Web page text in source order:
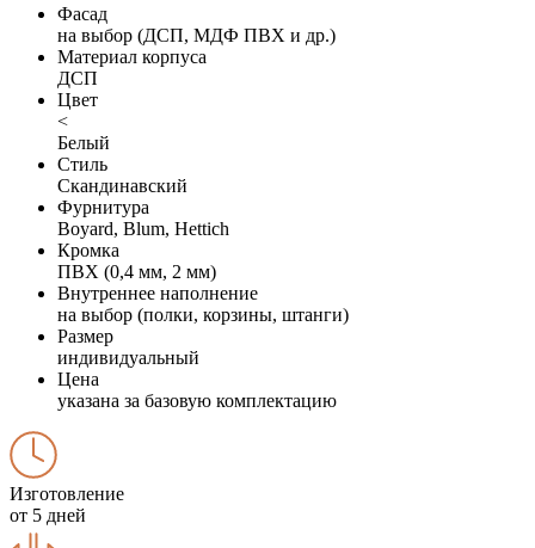
Фасад
на выбор (ДСП, МДФ ПВХ и др.)
Материал корпуса
ДСП
Цвет
<
Белый
Стиль
Скандинавский
Фурнитура
Boyard, Blum, Hettich
Кромка
ПВХ (0,4 мм, 2 мм)
Внутреннее наполнение
на выбор (полки, корзины, штанги)
Размер
индивидуальный
Цена
указана за базовую комплектацию
Изготовление
от 5 дней